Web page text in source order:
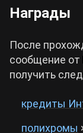
Награды
После
сообщение от
получить
кредиты
полихромы